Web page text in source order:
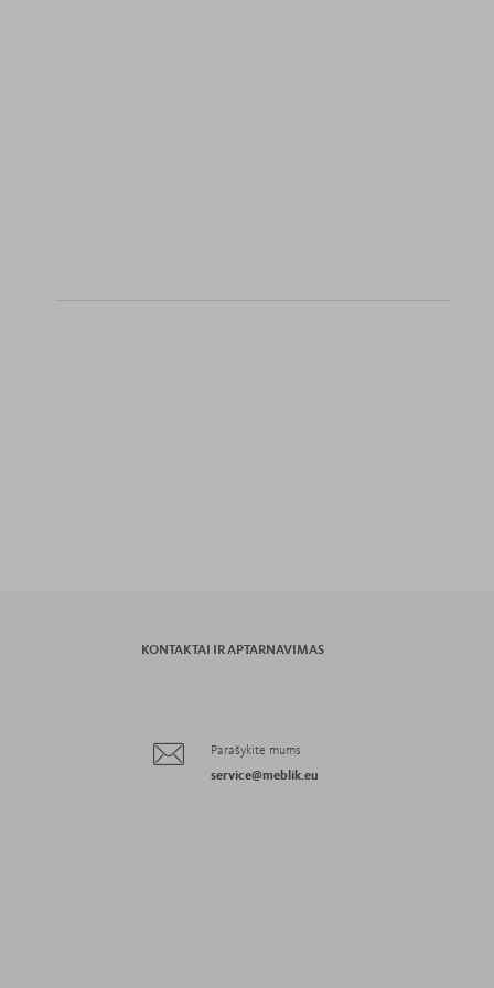
KONTAKTAI IR APTARNAVIMAS
Parašykite mums
service@meblik.eu